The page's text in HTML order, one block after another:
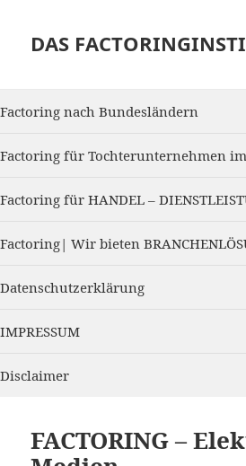
DAS
Factoring nach Bundesländern
Factoring für Tochterunternehmen
Factoring für HANDEL –
Factoring| Wir bieten
Datenschutzerklärung
IMPRESSUM
Disclaimer
FACTORING –